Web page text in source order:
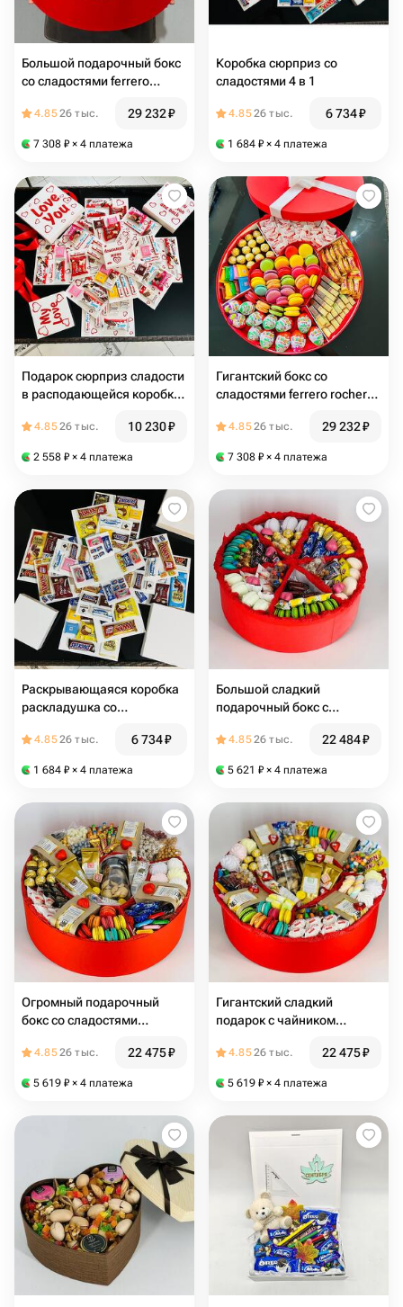
Большой подарочный бокс
со сладостями ferrero
4.8526 тыс. 29 232₽
7 308 ₽ × 4 платежа
Коробка сюрприз со
сладостями 4 в 1
4.8526 тыс. 6 734₽
1 684 ₽ × 4 платежа
Подарок сюрприз сладости
в расподающейся коробке
4.8526 тыс. 10 230₽
2 558 ₽ × 4 платежа
Гигантский бокс со
сладостями ferrero rocher
подарочной коробке
4.8526 тыс. 29 232₽
7 308 ₽ × 4 платежа
Раскрывающаяся коробка
раскладушка со
4.8526 тыс. 6 734₽
1 684 ₽ × 4 платежа
Большой сладкий
подарочный бокс с
4.8526 тыс. 22 484₽
5 621 ₽ × 4 платежа
Огромный подарочный
бокс со сладостями
4.8526 тыс. 22 475₽
5 619 ₽ × 4 платежа
Гигантский сладкий
подарок с чайником
4.8526 тыс. 22 475₽
5 619 ₽ × 4 платежа